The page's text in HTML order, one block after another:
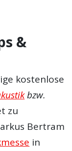
&
kostenlose
bzw.
zu
Bertram
in